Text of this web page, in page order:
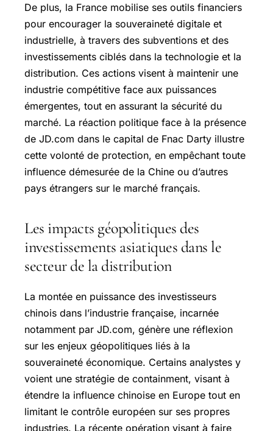
De plus, la France mobilise ses outils financiers
pour encourager la souveraineté digitale et
industrielle, à travers des subventions et des
investissements ciblés dans la technologie et la
distribution. Ces actions visent à maintenir une
industrie compétitive face aux puissances
émergentes, tout en assurant la sécurité du
marché. La réaction politique face à la présence
de JD.com dans le capital de Fnac Darty illustre
cette volonté de protection, en empêchant toute
influence démesurée de la Chine ou d’autres
pays étrangers sur le marché français.
Les impacts géopolitiques des
investissements asiatiques dans le
secteur de la distribution
La montée en puissance des investisseurs
chinois dans l’industrie française, incarnée
notamment par JD.com, génère une réflexion
sur les enjeux géopolitiques liés à la
souveraineté économique. Certains analystes y
voient une stratégie de containment, visant à
étendre la influence chinoise en Europe tout en
limitant le contrôle européen sur ses propres
industries. La récente opération visant à faire